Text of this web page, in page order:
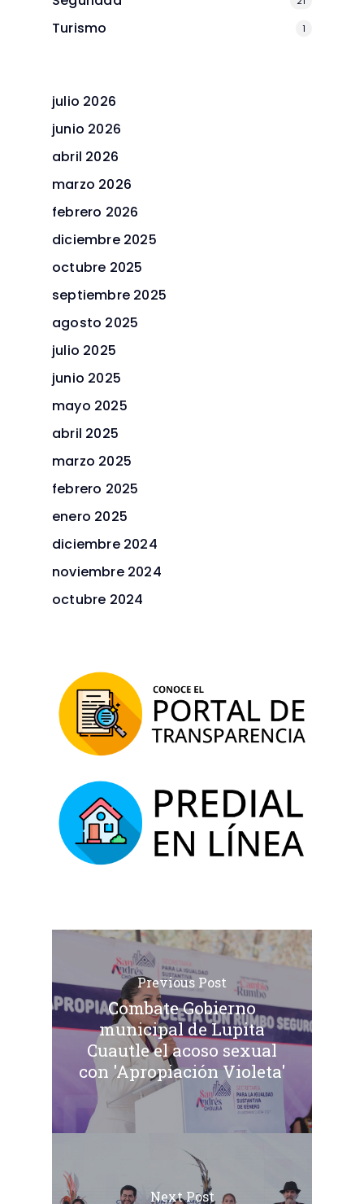
Turismo 1
julio 2026
junio 2026
abril 2026
marzo 2026
febrero 2026
diciembre 2025
octubre 2025
septiembre 2025
agosto 2025
julio 2025
junio 2025
mayo 2025
abril 2025
marzo 2025
febrero 2025
enero 2025
diciembre 2024
noviembre 2024
octubre 2024
Previous Post
Combate Gobierno
municipal de Lupita
Cuautle el acoso sexual
con 'Apropiación Violeta'
Next Post